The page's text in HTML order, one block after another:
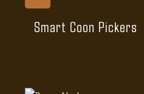
Smart Coon Pickers